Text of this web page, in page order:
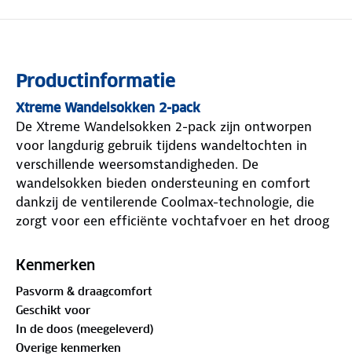
Productinformatie
Xtreme Wandelsokken 2-pack
De Xtreme Wandelsokken 2-pack zijn ontworpen
voor langdurig gebruik tijdens wandeltochten in
verschillende weersomstandigheden. De
wandelsokken bieden ondersteuning en comfort
dankzij de ventilerende Coolmax-technologie, die
zorgt voor een efficiënte vochtafvoer en het droog
voetbed met badstof teen en hak beschermt tegen
sokken zijn sneldrogend en ademend, wat ze
geschikt maakt voor gebruik in diverse omgevingen.
De niet-knellende boord, het ondersteunende
Kenmerken
Pasvorm & draagcomfort
Geschikt voor
In de doos (meegeleverd)
Overige kenmerken